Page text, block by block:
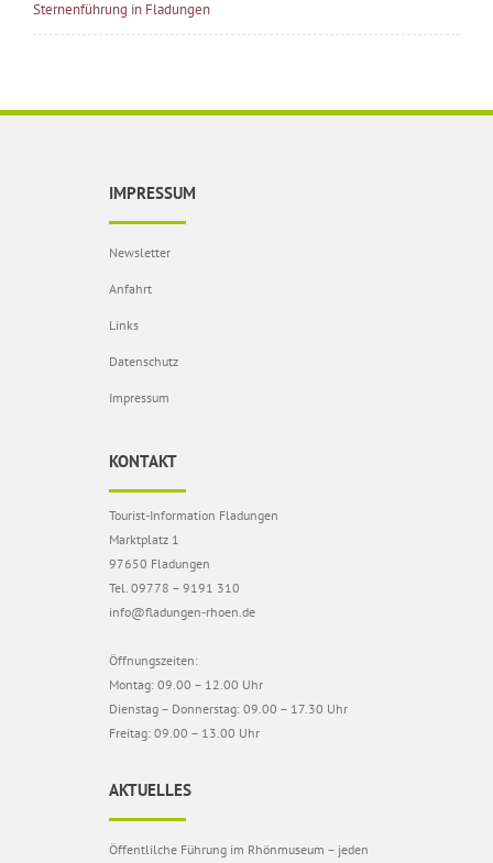
Sternenführung in Fladungen
IMPRESSUM
Newsletter
Anfahrt
Links
Datenschutz
Impressum
KONTAKT
Tourist-Information Fladungen
Marktplatz 1
97650 Fladungen
Tel. 09778 – 9191 310
info@fladungen-rhoen.de
Öffnungszeiten:
Montag: 09.00 – 12.00 Uhr
Dienstag – Donnerstag: 09.00 – 17.30 Uhr
Freitag: 09.00 – 13.00 Uhr
AKTUELLES
Öffentlilche Führung im Rhönmuseum – jeden